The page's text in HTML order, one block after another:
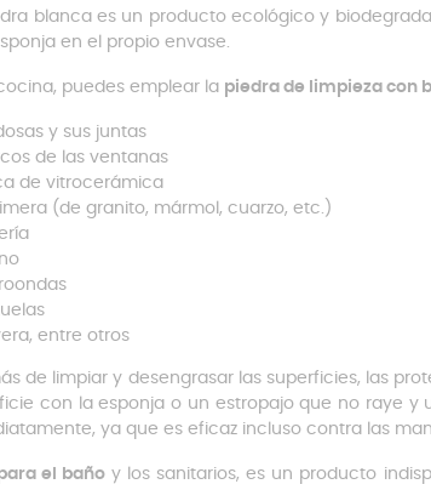
blanca es un producto ecológico y
en el propio envase.
puedes emplear la piedra de limpieza con
y sus juntas
de las ventanas
de vitrocerámica
(de granito, mármol, cuarzo, etc.)
entre otros
de limpiar y desengrasar las superficies, las
con la esponja o un estropajo que no raye
ya que es eficaz incluso contra las
el baño y los sanitarios, es un producto